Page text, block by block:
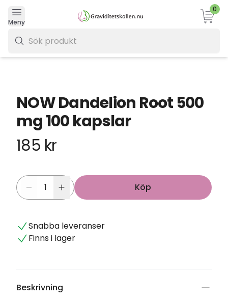
Meny
0
NOW Dandelion Root 500
mg 100 kapslar
185 kr
Köp
Snabba leveranser
Finns i lager
Beskrivning